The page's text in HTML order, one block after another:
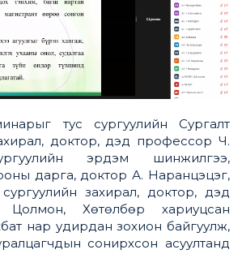
тус сургуулийн Сургалт
доктор, дэд профессор Ч.
эрдэм шинжилгээ,
дарга, доктор А. Наранцэцэг,
захирал, доктор, дэд
Хөтөлбөр хариуцсан
нар удирдан зохион байгуулж,
сонирхсон асуултанд